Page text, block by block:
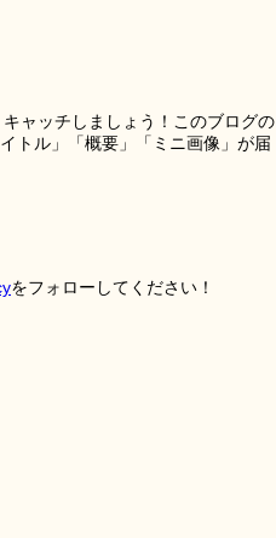
ャッチしましょう！このブログの
トル」「概要」「ミニ画像」が届
をフォローしてください！